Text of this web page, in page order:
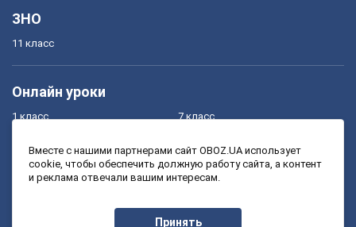
ЗНО
11 класс
Онлайн уроки
1 класс
3 класс
7 класс
9 класс
Вместе с нашими партнерами сайт OBOZ.UA использует
cookie, чтобы обеспечить должную работу сайта, а контент
и реклама отвечали вашим интересам.
Принять